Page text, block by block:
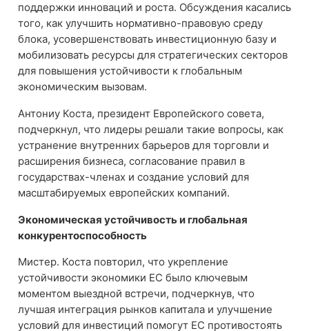
поддержки инноваций и роста. Обсуждения касались
того, как улучшить нормативно-правовую среду
блока, усовершенствовать инвестиционную базу и
мобилизовать ресурсы для стратегических секторов
для повышения устойчивости к глобальным
экономическим вызовам.
Антониу Коста, президент Европейского совета,
подчеркнул, что лидеры решали такие вопросы, как
устранение внутренних барьеров для торговли и
расширения бизнеса, согласование правил в
государствах-членах и создание условий для
масштабируемых европейских компаний.
Экономическая устойчивость и глобальная
конкурентоспособность
Мистер. Коста повторил, что укрепление
устойчивости экономики ЕС было ключевым
моментом выездной встречи, подчеркнув, что
лучшая интеграция рынков капитала и улучшение
условий для инвестиций помогут ЕС противостоять